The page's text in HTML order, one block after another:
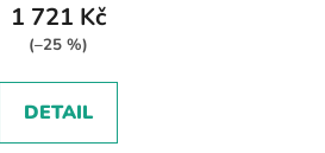
1 721 Kč
(–25 %)
DETAIL